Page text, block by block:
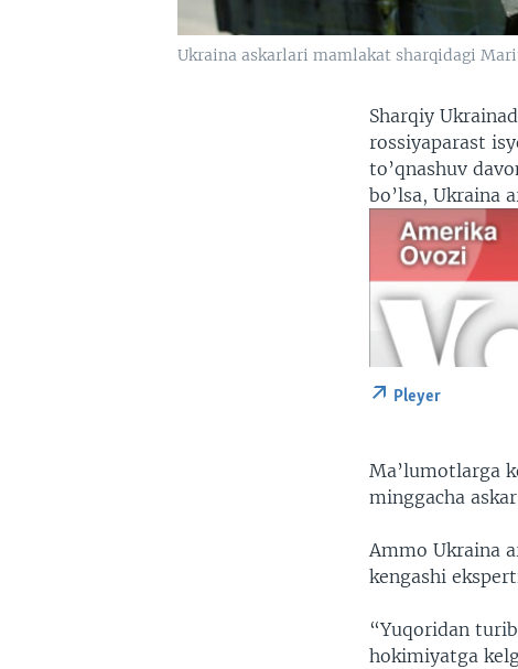
Ukraina askarlari mamlakat sharqidagi
Sharqiy
rossiyaparast
to’qnashuv
bo’lsa, Ukraina
Pleyer
Ma’lumotlarga
minggacha
Ammo Ukraina
kengashi
“Yuqoridan
hokimiyatga